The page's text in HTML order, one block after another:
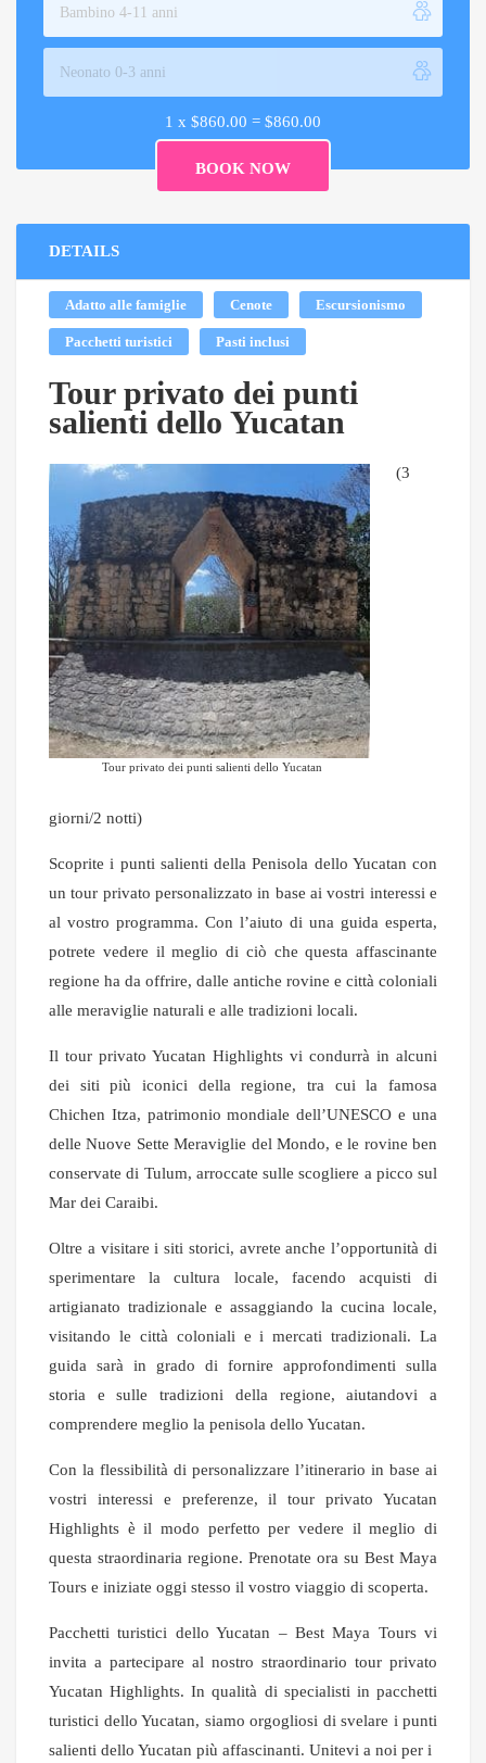
1 x $860.00 = $860.00
DETAILS
Adatto alle famiglie Cenote Escursionismo
Pacchetti turistici Pasti inclusi
Tour privato dei punti
salienti dello Yucatan
Tour privato dei punti salienti dello Yucatan
(3
giorni/2 notti)
Scoprite i punti salienti della Penisola dello Yucatan con
un tour privato personalizzato in base ai vostri interessi e
al vostro programma. Con l’aiuto di una guida esperta,
potrete vedere il meglio di ciò che questa affascinante
regione ha da offrire, dalle antiche rovine e città coloniali
alle meraviglie naturali e alle tradizioni locali.
Il tour privato Yucatan Highlights vi condurrà in alcuni
dei siti più iconici della regione, tra cui la famosa
Chichen Itza, patrimonio mondiale dell’UNESCO e una
delle Nuove Sette Meraviglie del Mondo, e le rovine ben
conservate di Tulum, arroccate sulle scogliere a picco sul
Mar dei Caraibi.
Oltre a visitare i siti storici, avrete anche l’opportunità di
sperimentare la cultura locale, facendo acquisti di
artigianato tradizionale e assaggiando la cucina locale,
visitando le città coloniali e i mercati tradizionali. La
guida sarà in grado di fornire approfondimenti sulla
storia e sulle tradizioni della regione, aiutandovi a
comprendere meglio la penisola dello Yucatan.
Con la flessibilità di personalizzare l’itinerario in base ai
vostri interessi e preferenze, il tour privato Yucatan
Highlights è il modo perfetto per vedere il meglio di
questa straordinaria regione. Prenotate ora su Best Maya
Tours e iniziate oggi stesso il vostro viaggio di scoperta.
Pacchetti turistici dello Yucatan – Best Maya Tours vi
invita a partecipare al nostro straordinario tour privato
Yucatan Highlights. In qualità di specialisti in pacchetti
turistici dello Yucatan, siamo orgogliosi di svelare i punti
salienti dello Yucatan più affascinanti. Unitevi a noi per i